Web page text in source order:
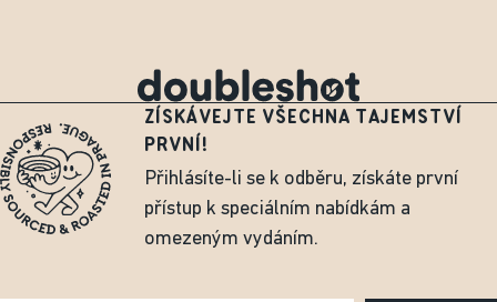
ZÍSKÁVEJTE VŠECHNA TAJEMSTVÍ
PRVNÍ!
Přihlásíte-li se k odběru, získáte první
přístup k speciálním nabídkám a
omezeným vydáním.